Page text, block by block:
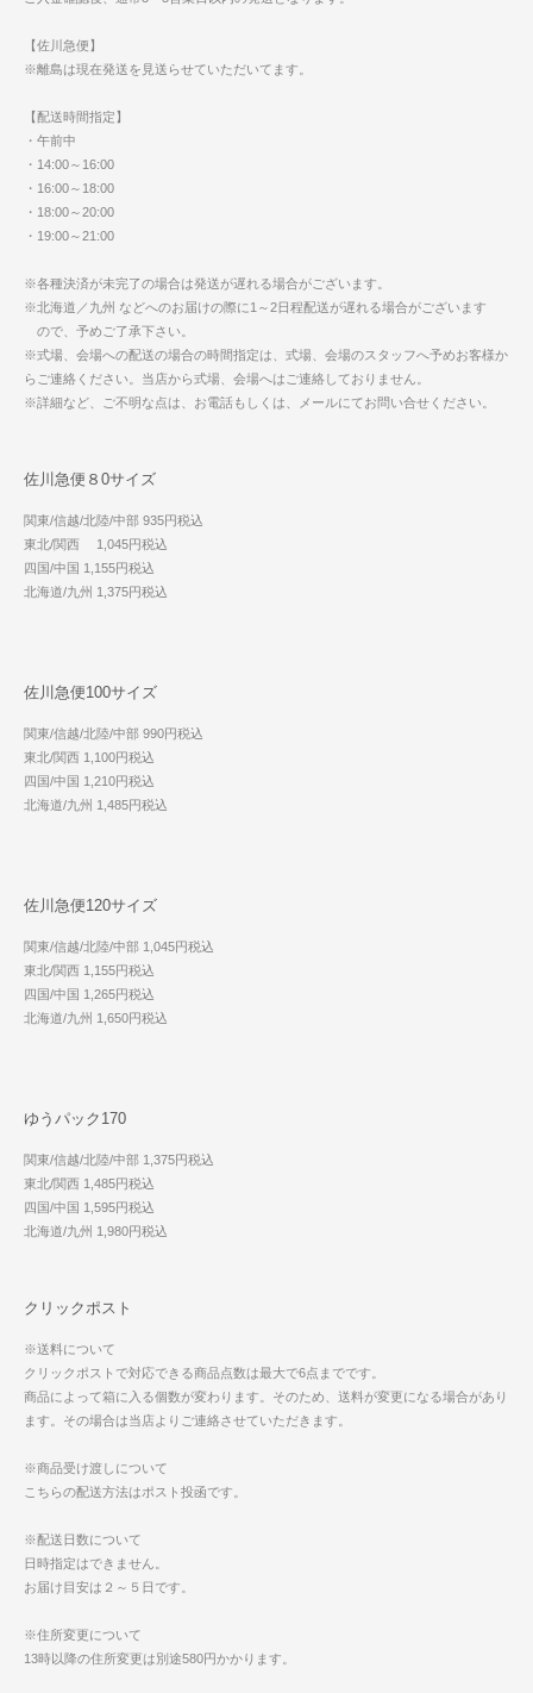
【佐川急便】
※離島は現在発送を見送らせていただいてます。
【配送時間指定】
・午前中
・14:00～16:00
・16:00～18:00
・18:00～20:00
・19:00～21:00
※各種決済が未完了の場合は発送が遅れる場合がございます。
※北海道／九州 などへのお届けの際に1～2日程配送が遅れる場合がございます
ので、予めご了承下さい。
※式場、会場への配送の場合の時間指定は、式場、会場のスタッフへ予めお客様か
らご連絡ください。当店から式場、会場へはご連絡しておりません。
※詳細など、ご不明な点は、お電話もしくは、メールにてお問い合せください。
佐川急便８0サイズ
関東/信越/北陸/中部 935円税込
東北/関西 1,045円税込
四国/中国 1,155円税込
北海道/九州 1,375円税込
佐川急便100サイズ
関東/信越/北陸/中部 990円税込
東北/関西 1,100円税込
四国/中国 1,210円税込
北海道/九州 1,485円税込
佐川急便120サイズ
関東/信越/北陸/中部 1,045円税込
東北/関西 1,155円税込
四国/中国 1,265円税込
北海道/九州 1,650円税込
ゆうパック170
関東/信越/北陸/中部 1,375円税込
東北/関西 1,485円税込
四国/中国 1,595円税込
北海道/九州 1,980円税込
クリックポスト
※送料について
クリックポストで対応できる商品点数は最大で6点までです。
商品によって箱に入る個数が変わります。そのため、送料が変更になる場合があり
ます。その場合は当店よりご連絡させていただきます。
※商品受け渡しについて
こちらの配送方法はポスト投函です。
※配送日数について
日時指定はできません。
お届け目安は２～５日です。
※住所変更について
13時以降の住所変更は別途580円かかります。